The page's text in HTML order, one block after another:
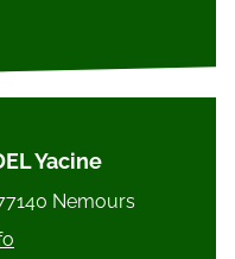
Yacine
Nemours